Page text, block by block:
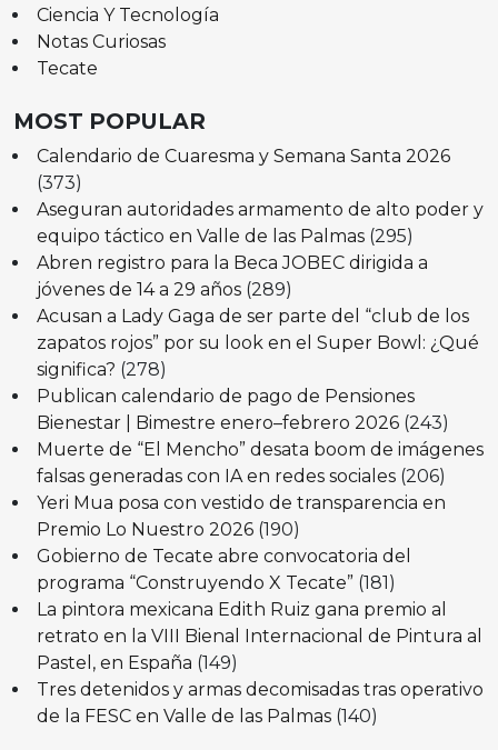
Ciencia Y Tecnología
Notas Curiosas
Tecate
MOST POPULAR
Calendario de Cuaresma y Semana Santa 2026
(373)
Aseguran autoridades armamento de alto poder y
equipo táctico en Valle de las Palmas (295)
Abren registro para la Beca JOBEC dirigida a
jóvenes de 14 a 29 años (289)
Acusan a Lady Gaga de ser parte del “club de los
zapatos rojos” por su look en el Super Bowl: ¿Qué
significa? (278)
Publican calendario de pago de Pensiones
Bienestar | Bimestre enero–febrero 2026 (243)
Muerte de “El Mencho” desata boom de imágenes
falsas generadas con IA en redes sociales (206)
Yeri Mua posa con vestido de transparencia en
Premio Lo Nuestro 2026 (190)
Gobierno de Tecate abre convocatoria del
programa “Construyendo X Tecate” (181)
La pintora mexicana Edith Ruiz gana premio al
retrato en la VIII Bienal Internacional de Pintura al
Pastel, en España (149)
Tres detenidos y armas decomisadas tras operativo
de la FESC en Valle de las Palmas (140)